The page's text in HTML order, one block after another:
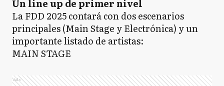
Un line up de primer nivel
La FDD 2025 contará con dos escenarios
principales (Main Stage y Electrónica) y un
importante listado de artistas:
MAIN STAGE
Ads